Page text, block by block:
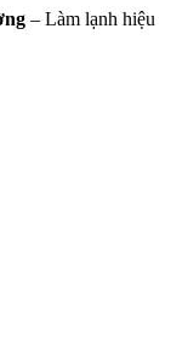
– Làm lạnh hiệu